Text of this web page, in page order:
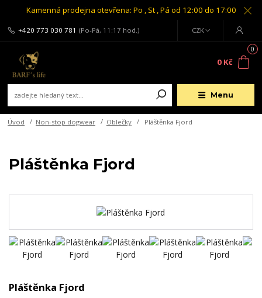
Kamenná prodejna otevřena: Po , St , Pá od 12:00 do 17:00
Menu
CZK
+420 773 030 781 (Po-Pá, 11:17 hod.)
0
0 Kč
Úvod Non-stop dogwear Oblečky Pláštěnka Fjord
Pláštěnka Fjord
Pláštěnka Fjord